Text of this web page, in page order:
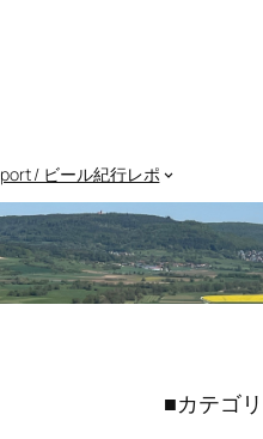
/ ビール紀行レポ
■カテゴリ